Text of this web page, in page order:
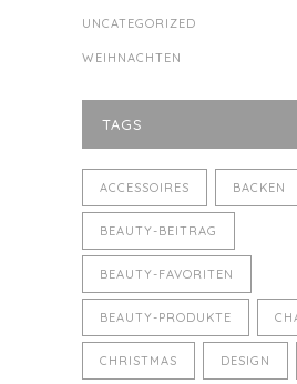
UNCATEGORIZED
WEIHNACHTEN
TAGS
ACCESSOIRES BACKEN
BEAUTY-BEITRAG
BEAUTY-FAVORITEN
BEAUTY-PRODUKTE
CHRISTMAS DESIGN